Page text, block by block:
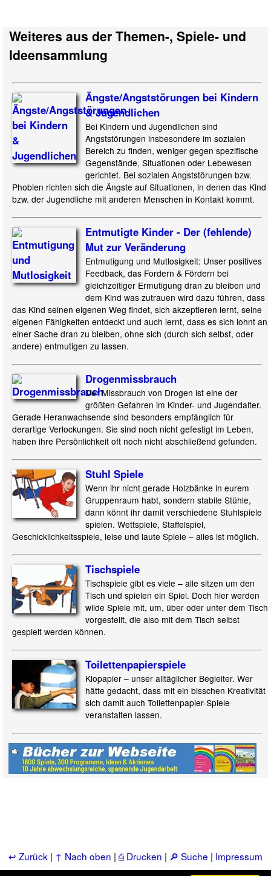
Weiteres aus der Themen-, Spiele- und
Ideensammlung
Ängste/Angststörungen bei Kindern
& Jugendlichen
Bei Kindern und Jugendlichen sind
Angststörungen insbesondere im sozialen
Bereich zu finden, weniger gegen spezifische
Gegenstände, Situationen oder Lebewesen
gerichtet. Bei sozialen Angststörungen bzw.
Phobien richten sich die Ängste auf Situationen, in denen das Kind
bzw. der Jugendliche mit anderen Menschen in Kontakt kommt.
Entmutigte Kinder - Der (fehlende)
Mut zur Veränderung
Entmutigung und Mutlosigkeit: Unser positives
Feedback, das Fordern & Fördern bei
gleichzeitiger Ermutigung dran zu bleiben und
dem Kind was zutrauen wird dazu führen, dass
das Kind seinen eigenen Weg findet, sich akzeptieren lernt, seine
eigenen Fähigkeiten entdeckt und auch lernt, dass es sich lohnt an
einer Sache dran zu bleiben, ohne sich (durch sich selbst, oder
andere) entmutigen zu lassen.
Drogenmissbrauch
Der Missbrauch von Drogen ist eine der
größten Gefahren im Kinder- und Jugendalter.
Gerade Heranwachsende sind besonders empfänglich für
derartige Verlockungen. Sie sind noch nicht gefestigt im Leben,
haben ihre Persönlichkeit oft noch nicht abschließend gefunden.
Stuhl Spiele
Wenn ihr nicht gerade Holzbänke in eurem
Gruppenraum habt, sondern stabile Stühle,
dann könnt ihr damit verschiedene Stuhlspiele
spielen. Wettspiele, Staffelspiel,
Geschicklichkeitsspiele, leise und laute Spiele – alles ist möglich.
Tischspiele
Tischspiele gibt es viele – alle sitzen um den
Tisch und spielen ein Spiel. Doch hier werden
wilde Spiele mit, um, über oder unter dem Tisch
vorgestellt, die also mit dem Tisch selbst
gespielt werden können.
Toilettenpapierspiele
Klopapier – unser alltäglicher Begleiter. Wer
hätte gedacht, dass mit ein bisschen Kreativität
sich damit auch Toilettenpapier-Spiele
veranstalten lassen.
↩ Zurück | ↑ Nach oben | ⎙ Drucken | 🔎 Suche | Impressum